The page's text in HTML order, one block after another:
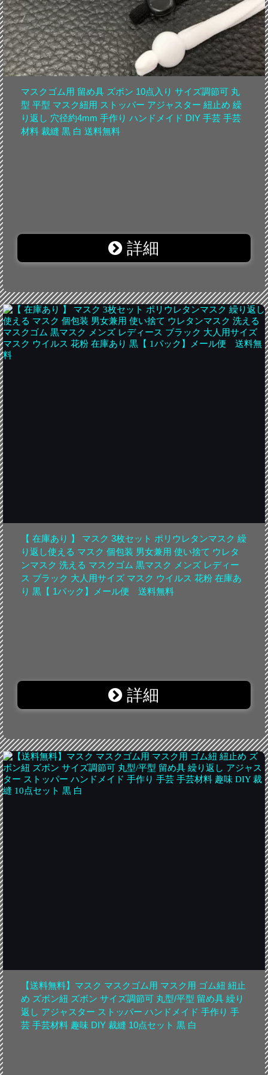
マスクゴム用 留め具 ズボン 10点入り サイズ調節可 丸
型 平型 マスク紐用 ストッパー アジャスター 紐止め 繰
り返し 穴径約4mm 手作り ハンドメイド DIY 手芸 手芸
材料 裁縫 黒 白 送料無料
詳細
【 在庫あり 】 マスク 3枚セット ポリウレタンマスク 繰
り返し使える マスク 個包装 男女兼用 使い捨て ウレタ
ンマスク 洗える マスクゴム 黒マスク メンズ レディー
ス ブラック 大人用サイズ マスク ウイルス 花粉 在庫あ
り 黒【 1パック】メール便 送料無料
詳細
【送料無料】マスク マスクゴム用 マスク用 ゴム紐 紐止
め ズボン紐 ズボン サイズ調節可 丸型/平型 留め具 繰り
返し アジャスター ストッパー ハンドメイド 手作り 手
芸 手芸材料 趣味 DIY 裁縫 10点セット 黒 白